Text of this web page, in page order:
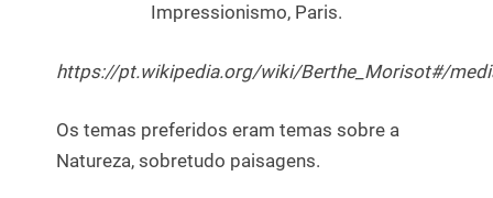
Impressionismo, Paris.
https://pt.wikipedia.org/wiki/Berthe_Morisot#/
Os temas preferidos eram temas sobre a
Natureza, sobretudo paisagens.